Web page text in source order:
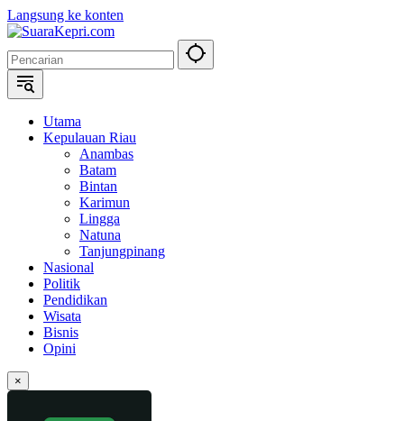
Langsung ke konten
Utama
Kepulauan Riau
Anambas
Batam
Bintan
Karimun
Lingga
Natuna
Tanjungpinang
Nasional
Politik
Pendidikan
Wisata
Bisnis
Opini
×